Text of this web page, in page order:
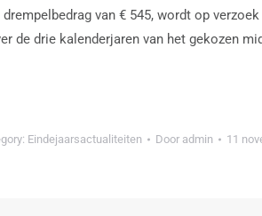
van € 545, wordt op
de drie kalenderjaren van het gekozen
Eindejaarsactualiteiten Door admin 11